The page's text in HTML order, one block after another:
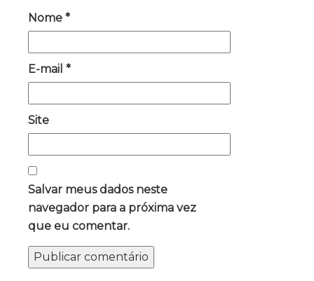
Nome *
E-mail *
Site
Salvar meus dados neste
navegador para a próxima vez
que eu comentar.